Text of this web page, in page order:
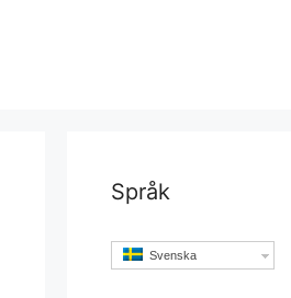
Språk
Svenska